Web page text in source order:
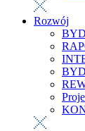
Rozwój